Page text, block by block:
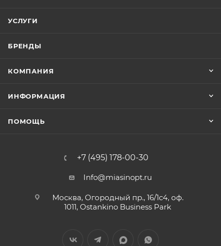
УСЛУГИ
БРЕНДЫ
КОМПАНИЯ
ИНФОРМАЦИЯ
ПОМОЩЬ
+7 (495) 178-00-30
Info@miasinopt.ru
Москва, Огородный пр., 16/1с4, оф.
1011, Ostankino Business Park